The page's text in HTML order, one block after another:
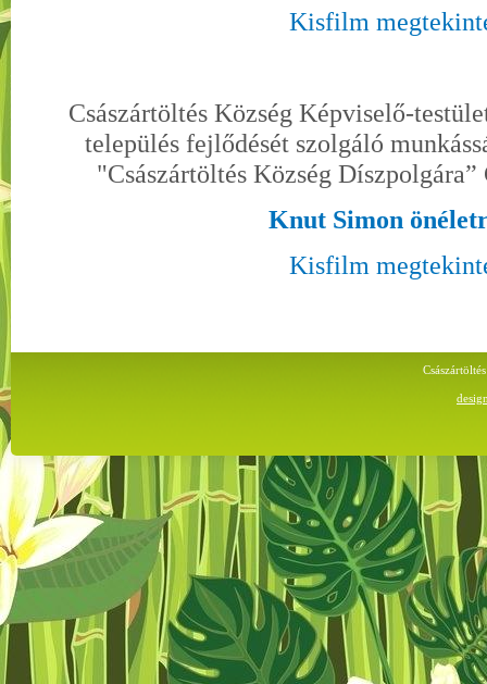
Kisfilm
Császártöltés Község Képviselő-
település fejlődését szolgáló
"Császártöltés Község
Knut Simon
Kisfilm